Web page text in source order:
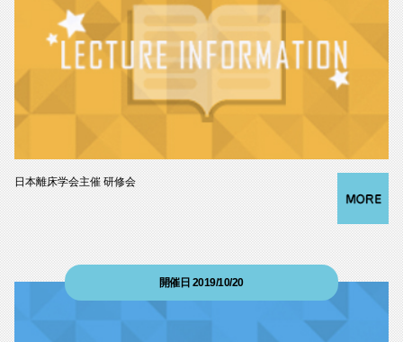
日本離床学会主催 研修会
開催日 2019/10/20